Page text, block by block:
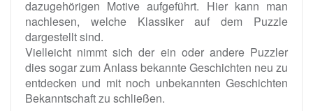
dazugehörigen Motive aufgeführt. Hier kann man
nachlesen, welche Klassiker auf dem Puzzle
dargestellt sind.
Vielleicht nimmt sich der ein oder andere Puzzler
dies sogar zum Anlass bekannte Geschichten neu zu
entdecken und mit noch unbekannten Geschichten
Bekanntschaft zu schließen.